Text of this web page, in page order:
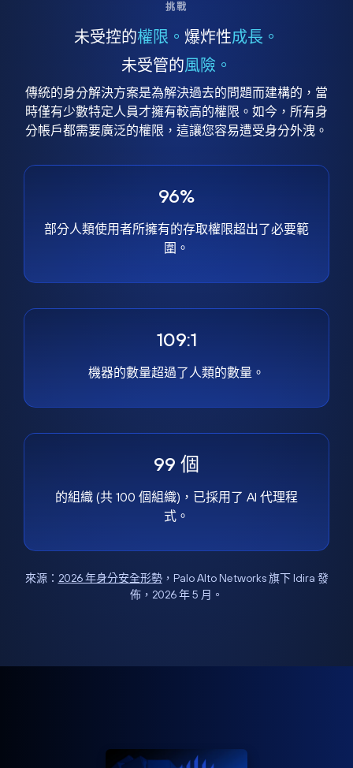
挑戰
未受控的權限。 爆炸性成長。
未受管的風險。
傳統的身分解決方案是為解決過去的問題而建構的，當
時僅有少數特定人員才擁有較高的權限。如今，所有身
分帳戶都需要廣泛的權限，這讓您容易遭受身分外洩。
96%
部分人類使用者所擁有的存取權限超出了必要範
圍。
109:1
機器的數量超過了人類的數量。
99 個
的組織 (共 100 個組織)，已採用了 AI 代理程
式。
來源： 2026 年身分安全形勢，Palo Alto Networks 旗下 Idira 發
佈，2026 年 5 月。